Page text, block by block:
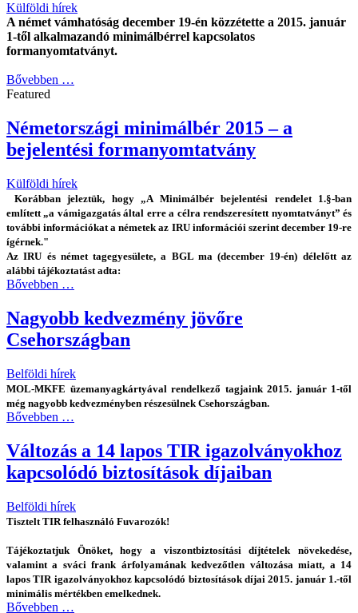
Külföldi hírek
A német vámhatóság december 19-én közzétette a 2015. január
1-től alkalmazandó minimálbérrel kapcsolatos
formanyomtatványt.
Bővebben …
Featured
Németországi minimálbér 2015 – a
bejelentési formanyomtatvány
Külföldi hírek
Korábban jeleztük, hogy „A Minimálbér bejelentési rendelet 1.§-ban
említett „a vámigazgatás által erre a célra rendszeresített nyomtatványt” és
további információkat a németek az IRU információi szerint december 19-re
ígérnek."
Az IRU és német tagegyesülete, a BGL ma (december 19-én) délelőtt az
alábbi tájékoztatást adta:
Bővebben …
Nagyobb kedvezmény jövőre
Csehországban
Belföldi hírek
MOL-MKFE üzemanyagkártyával rendelkező tagjaink 2015. január 1-től
még nagyobb kedvezményben részesülnek Csehországban.
Bővebben …
Változás a 14 lapos TIR igazolványokhoz
kapcsolódó biztosítások díjaiban
Belföldi hírek
Tisztelt TIR felhasználó Fuvarozók!
Tájékoztatjuk Önöket, hogy a viszontbiztosítási díjtételek növekedése,
valamint a sváci frank árfolyamának kedvezőtlen változása miatt, a 14
lapos TIR igazolványokhoz kapcsolódó biztosítások díjai 2015. január 1.-től
minimális mértékben emelkednek.
Bővebben …